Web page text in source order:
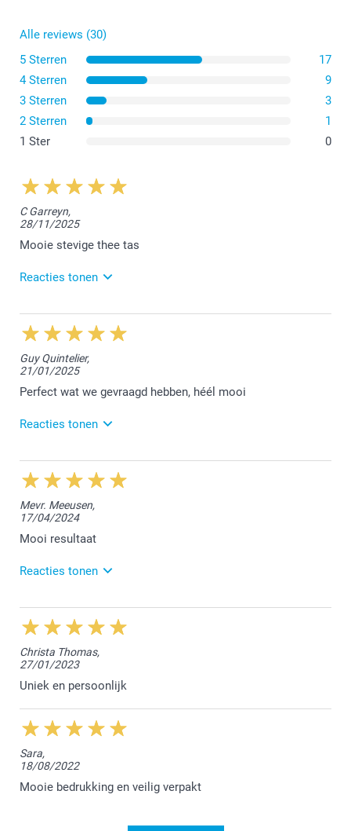
Alle reviews (30)
5 Sterren
17
4 Sterren
9
3 Sterren
3
2 Sterren
1
1 Ster
0
C Garreyn,
28/11/2025
Mooie stevige thee tas
Reacties tonen
30/12/2025
10:41
Beste Catherine,
Het doet ons plezier te lezen dat je blij bent met de
bestelde thee tas. Bedankt voor jouw review en tot
een volgende keer!
Nathalie @smartphoto
Guy Quintelier,
21/01/2025
Perfect wat we gevraagd hebben, héél mooi
Reacties tonen
22/01/2025
15:00
Hey Guy,
Bedankt voor de 5 sterren die je ons geeft. Geniet
van de mooie herinneringen!
15:24
graag gedaan en dankuwel, Chana
Mevr. Meeusen,
17/04/2024
Mooi resultaat
Reacties tonen
18/04/2024
14:52
Hallo Annemie,
Bedankt voor jouw positieve feedback. We vonden
het fijn jouw bestelling te mogen afwerken.
Hartelijke groet!
Nathalie @smartphoto
Christa Thomas,
27/01/2023
Uniek en persoonlijk
Sara,
18/08/2022
Mooie bedrukking en veilig verpakt